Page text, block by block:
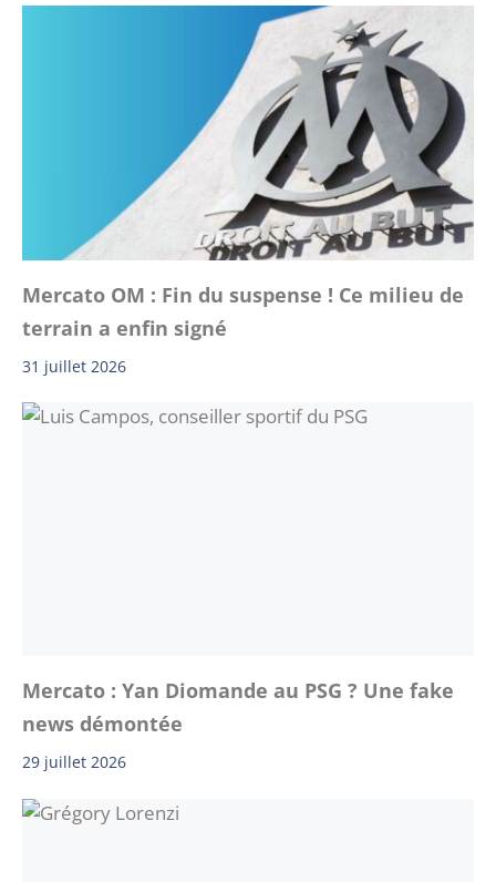
Mercato OM : Fin du suspense ! Ce milieu de
terrain a enfin signé
31 juillet 2026
Mercato : Yan Diomande au PSG ? Une fake
news démontée
29 juillet 2026